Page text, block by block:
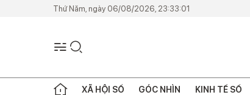
Thứ Năm, ngày 06/08/2026, 23:33:01
XÃ HỘI SỐ GÓC NHÌN KINH TẾ SỐ